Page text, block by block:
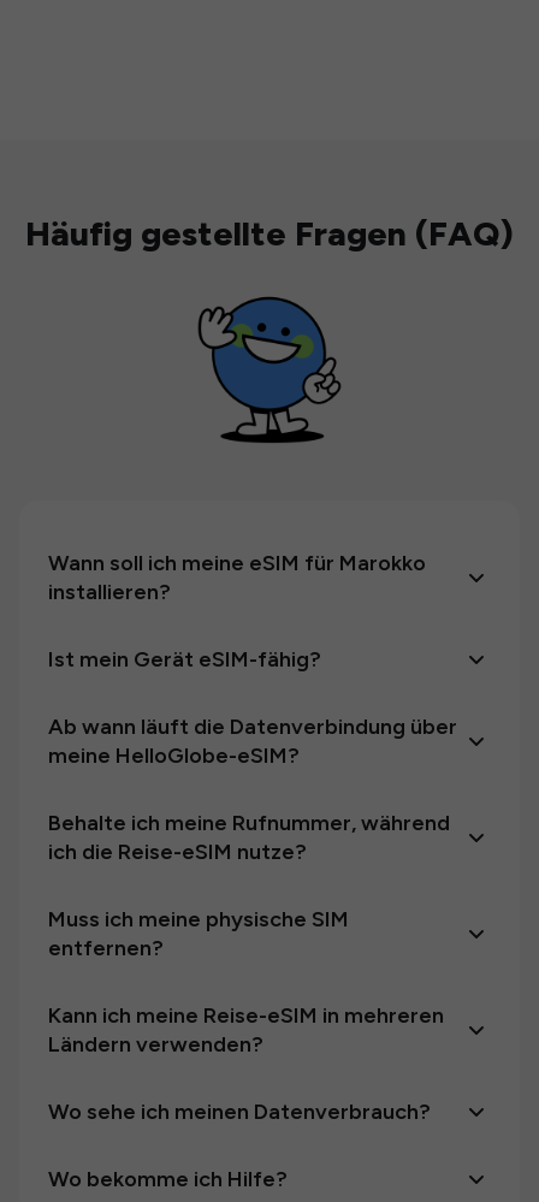
Häufig gestellte Fragen (FAQ)
Wann soll ich meine eSIM für Marokko
installieren?
Ist mein Gerät eSIM-fähig?
Ab wann läuft die Datenverbindung über
meine HelloGlobe-eSIM?
Behalte ich meine Rufnummer, während
ich die Reise-eSIM nutze?
Muss ich meine physische SIM
entfernen?
Kann ich meine Reise-eSIM in mehreren
Ländern verwenden?
Wo sehe ich meinen Datenverbrauch?
Wo bekomme ich Hilfe?